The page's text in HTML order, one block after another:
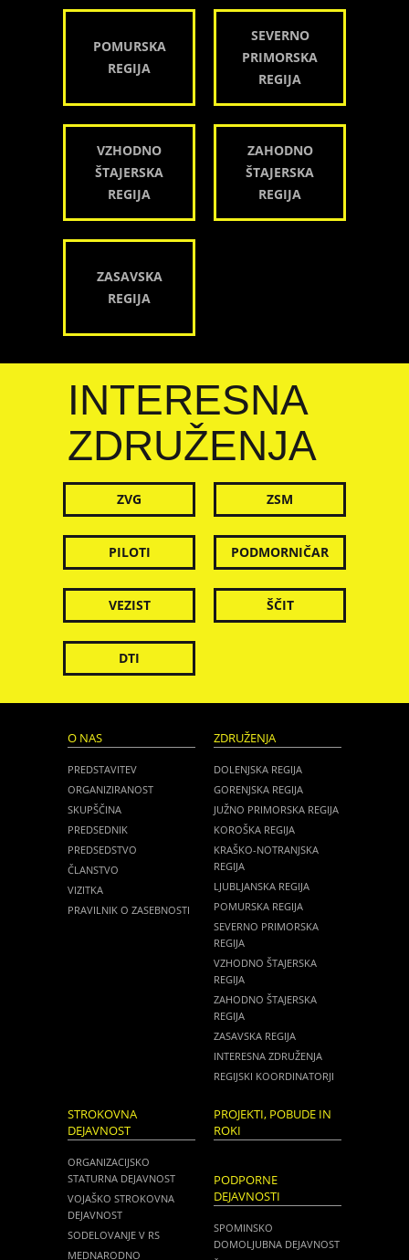
POMURSKA
REGIJA
SEVERNO
PRIMORSKA
REGIJA
VZHODNO
ŠTAJERSKA
REGIJA
ZAHODNO
ŠTAJERSKA
REGIJA
ZASAVSKA
REGIJA
INTERESNA
ZDRUŽENJA
ZVG ZSM
PILOTI PODMORNIČAR
VEZIST ŠČIT
DTI
O NAS
PREDSTAVITEV
ORGANIZIRANOST
SKUPŠČINA
PREDSEDNIK
PREDSEDSTVO
ČLANSTVO
VIZITKA
PRAVILNIK O ZASEBNOSTI
ZDRUŽENJA
DOLENJSKA REGIJA
GORENJSKA REGIJA
JUŽNO PRIMORSKA REGIJA
KOROŠKA REGIJA
KRAŠKO-NOTRANJSKA
REGIJA
LJUBLJANSKA REGIJA
POMURSKA REGIJA
SEVERNO PRIMORSKA
REGIJA
VZHODNO ŠTAJERSKA
REGIJA
ZAHODNO ŠTAJERSKA
REGIJA
ZASAVSKA REGIJA
INTERESNA ZDRUŽENJA
REGIJSKI KOORDINATORJI
STROKOVNA
DEJAVNOST
ORGANIZACIJSKO
STATURNA DEJAVNOST
VOJAŠKO STROKOVNA
DEJAVNOST
SODELOVANJE V RS
MEDNARODNO
PROJEKTI, POBUDE IN
ROKI
PODPORNE
DEJAVNOSTI
SPOMINSKO
DOMOLJUBNA DEJAVNOST